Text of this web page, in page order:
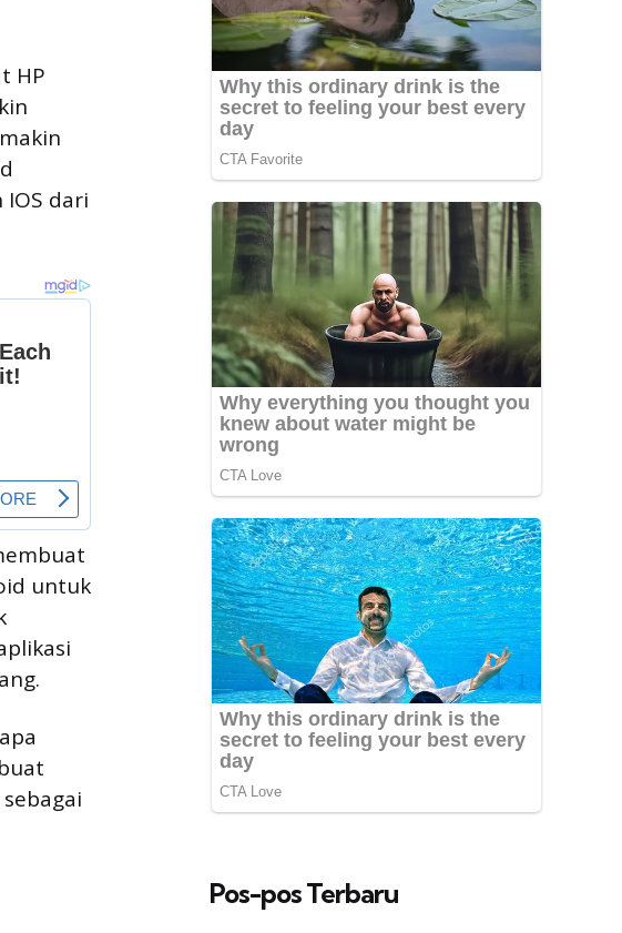
HP
dari
untuk
Pos-pos Terbaru